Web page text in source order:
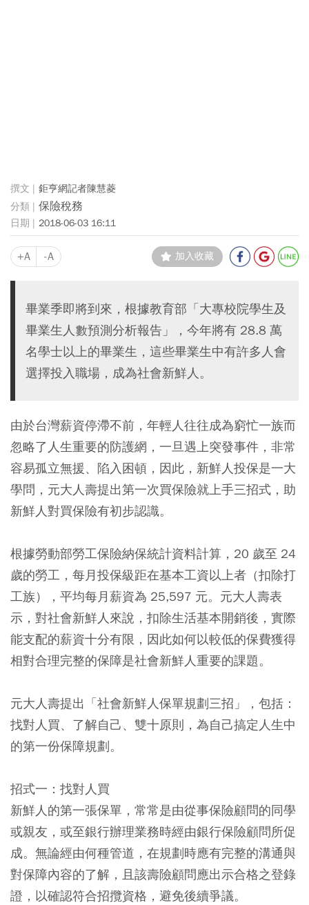
鉅亨網記者陳慧菱
保險稅務
2018-06-03 16:11
+A -A 加入收藏
畢業季即將到來，根據教育部「大專校院學生及
畢業生人數預測分析報告」，今年將有 28.8 萬
名學士以上的畢業生，這些畢業生中有許多人會
選擇投入職場，成為社會新鮮人。
由於台灣薪資停滯不前，年輕人往往成為窮忙一族而
忽略了人生重要的防護網，一旦遇上突發事件，非常
容易孤立無援、陷入困頓，因此，新鮮人投保是一大
學問，元大人壽提出第一次買保險就上手三招式，助
新鮮人對買保險有初步認識。
根據勞動部勞工保險納保統計資料計算，20 歲至 24
歲的勞工，每月投保級距在基本工資以上者（扣除打
工族），平均每月薪資為 25,597 元。元大人壽表
示，對社會新鮮人來說，扣除生活基本開銷後，實際
能支配的薪資十分有限，因此如何以較低的保費獲得
相對合理完整的保障是社會新鮮人重要的課題。
元大人壽提出「社會新鮮人保單規劃三招」，包括：
找對人買、了解自己、雙十原則，為自己搞定人生中
的第一份保障規劃。
招式一：找對人買
新鮮人的第一張保單，常常是由從事保險顧問的同學
或親友，或至銀行辦理業務時經由銀行保險顧問所促
成。無論經由何種管道，在規劃時應有完整的溝通與
對保障內容的了解，且該壽險顧問應出示合格之登錄
證，以確認符合招攬資格，避免後續爭議。